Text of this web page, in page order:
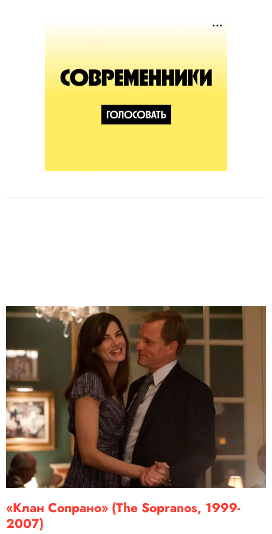
«Клан Сопрано» (The Sopranos, 1999-
2007)